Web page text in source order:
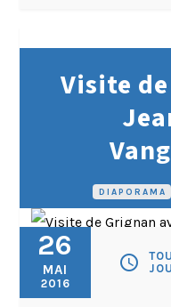
DIAPORAMA
Visite
26
MAI
2016
schedule